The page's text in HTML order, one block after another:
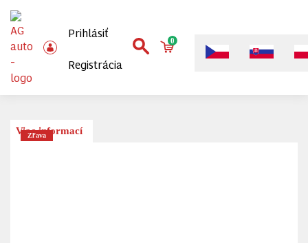
Prihlásiť
Registrácia
0
Viac informací
Zľava